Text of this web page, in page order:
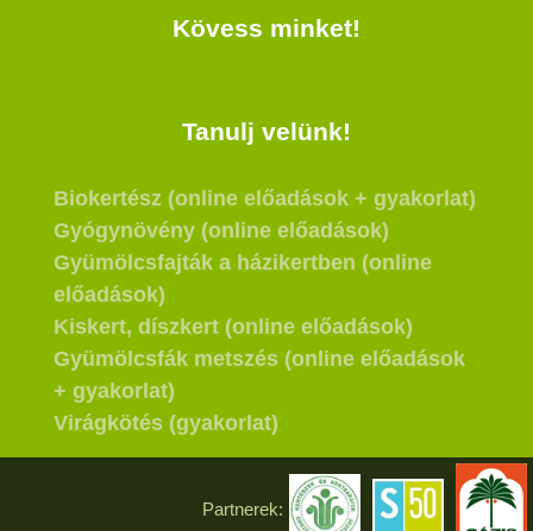
Kövess minket!
Tanulj velünk!
Biokertész (online előadások + gyakorlat)
Gyógynövény (online előadások)
Gyümölcsfajták a házikertben (online
előadások)
Kiskert, díszkert (online előadások)
Gyümölcsfák metszés (online előadások
+ gyakorlat)
Virágkötés (gyakorlat)
Partnerek: